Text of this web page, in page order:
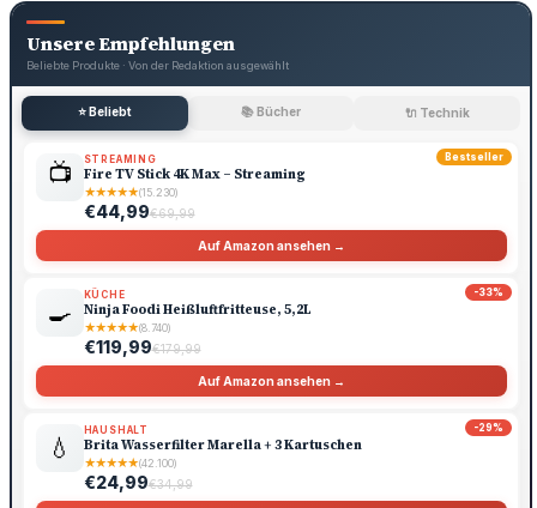
Unsere Empfehlungen
Beliebte Produkte · Von der Redaktion ausgewählt
⭐ Beliebt 📚 Bücher 🔌 Technik
Bestseller
📺 STREAMING
Fire TV Stick 4K Max – Streaming
★★★★★(15.230)
€44,99€69,99
Auf Amazon ansehen →
-33%
🍳
KÜCHE
Ninja Foodi Heißluftfritteuse, 5,2L
★★★★★(8.740)
€119,99€179,99
Auf Amazon ansehen →
-29%
💧
HAUSHALT
Brita Wasserfilter Marella + 3 Kartuschen
★★★★★(42.100)
€24,99€34,99